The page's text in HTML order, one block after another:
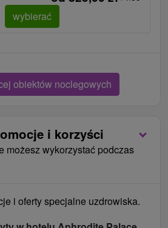
wybierać
obiektów noclegowych
i korzyści
możesz wykorzystać podczas
i oferty specjalne uzdrowiska.